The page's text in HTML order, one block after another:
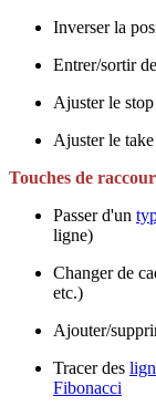
Inverser la
Entrer/sortir
Ajuster le
Ajuster le
Touches de
Passer d'un
ligne)
Changer de
etc.)
Ajouter/
Tracer des
Fibonacci